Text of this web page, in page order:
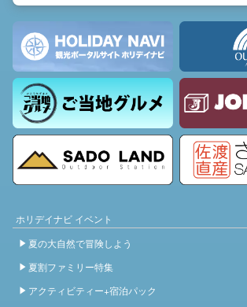
ホリデイナビ イベント
夏の大自然で冒険しよう
夏割ファミリー特集
アクティビティー+宿泊パック